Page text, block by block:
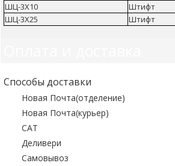
ШЦ-3Х10
Штифт
ШЦ-3Х25
Штифт
Способы доставки
Новая Почта(отделение)
Новая Почта(курьер)
САТ
Деливери
Самовывоз